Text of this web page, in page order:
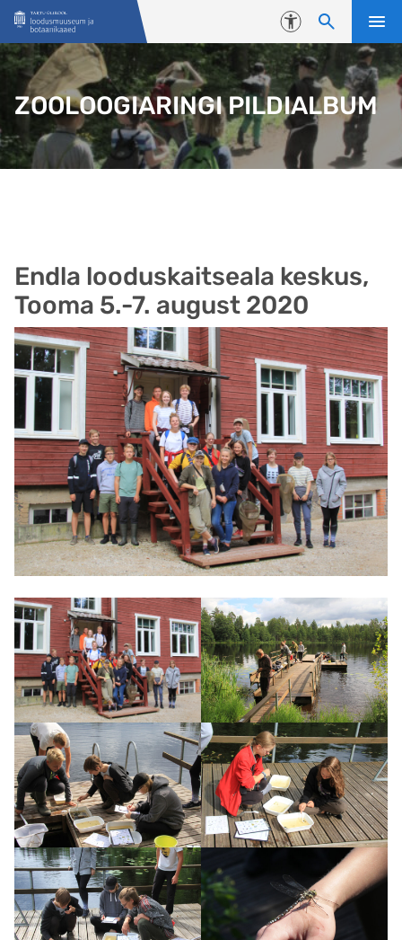
Liigu edasi põhisisu juurde
Juurdepääsetavus
ZOOLOOGIARINGI PILDIALBUM
Endla looduskaitseala keskus,
Tooma 5.-7. august 2020